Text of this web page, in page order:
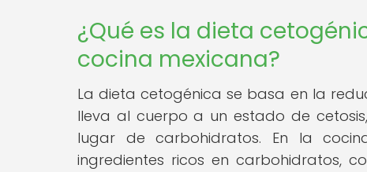
¿Qué es la dieta
cocina mexicana?
La dieta cetogénica se basa en la
lleva al cuerpo a un estado de
lugar de carbohidratos. En la
ingredientes ricos en carbohidratos,